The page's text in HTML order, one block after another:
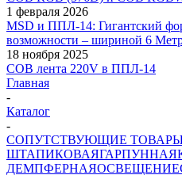
1 февраля 2026
MSD и ППЛ-14: Гигантский
возможности – шириной 6
18 ноября 2025
COB лента 220V в ППЛ-14
Главная
-
Каталог
-
СОПУТСТВУЮЩИЕ
ШТАПИКОВАЯГАРПУННАЯ
ДЕМПФЕРНАЯОСВЕЩЕНИЕ